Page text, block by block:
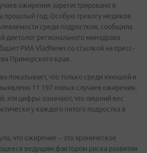
ожирения зарегистрировано в
прошлый год. Особую тревогу медиков
среди подростков, сообщила
диетолог регионального минздрава
РИА VladNews со ссылкой на пресс-
Приморского края.
показывает, что только среди юношей и
11 197 новых случаев ожирения.
эти цифры означают, что лишний вес
у каждого пятого подростка в
что ожирение – это хроническое
ведущим фактором риска развития